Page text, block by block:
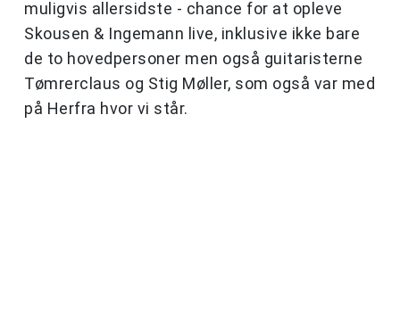
muligvis allersidste - chance for at opleve
Skousen & Ingemann live, inklusive ikke bare
de to hovedpersoner men også guitaristerne
Tømrerclaus og Stig Møller, som også var med
på Herfra hvor vi står.